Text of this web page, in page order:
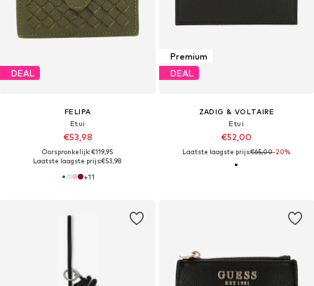
DEAL
FELIPA
Etui
€53,98
Oorspronkelijk: €119,95
Laatste laagste prijs:€53,98
+11
Premium
DEAL
ZADIG & VOLTAIRE
Etui
€52,00
Laatste laagste prijs:€65,00-20%